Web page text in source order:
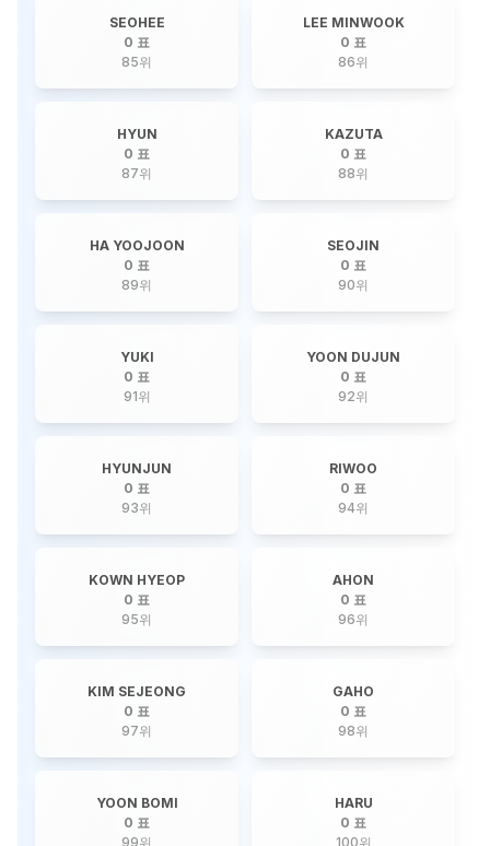
SEOHEE
0 표
85위
LEE MINWOOK
0 표
86위
HYUN
0 표
87위
KAZUTA
0 표
88위
HA YOOJOON
0 표
89위
SEOJIN
0 표
90위
YUKI
0 표
91위
YOON DUJUN
0 표
92위
HYUNJUN
0 표
93위
RIWOO
0 표
94위
KOWN HYEOP
0 표
95위
AHON
0 표
96위
KIM SEJEONG
0 표
97위
GAHO
0 표
98위
YOON BOMI
0 표
99위
HARU
0 표
100위